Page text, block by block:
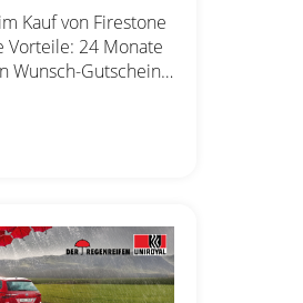
Kauf von Firestone
Vorteile: 24 Monate
Wunsch-Gutschein
Kaufen Sie
ab 15 Zoll für
und
Vorteile